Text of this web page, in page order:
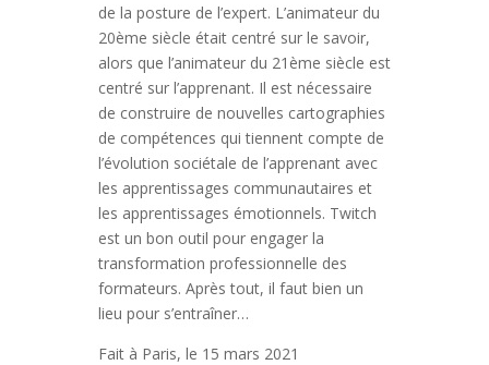
de la posture de l’expert. L’animateur du
20ème siècle était centré sur le savoir,
alors que l’animateur du 21ème siècle est
centré sur l’apprenant. Il est nécessaire
de construire de nouvelles cartographies
de compétences qui tiennent compte de
l’évolution sociétale de l’apprenant avec
les apprentissages communautaires et
les apprentissages émotionnels. Twitch
est un bon outil pour engager la
transformation professionnelle des
formateurs. Après tout, il faut bien un
lieu pour s’entraîner…
Fait à Paris, le 15 mars 2021